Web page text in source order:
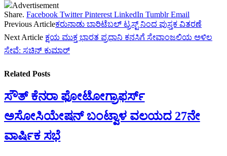
Advertisement
Share. Facebook Twitter Pinterest LinkedIn Tumblr Email
Previous Articleಕರುನಾಡು ಬಾರಿಟೆಬಲ್ ಟ್ರಸ್ಟ್ ನಿಂದ ಪುಸ್ತಕ ವಿತರಣೆ
Next Article ಕ್ಷಯ ಮುಕ್ತ ಭಾರತ ಪ್ರಧಾನಿ ಕನಸಿಗೆ ಸೇವಾಂಜಲಿಯ ಅಳಿಲ
ಸೇವೆ: ಸಚಿನ್ ಕುಮಾರ್
Related Posts
ಸೌತ್ ಕೆನರಾ ಫೋಟೋಗ್ರಾಫರ್ಸ್
ಅಸೋಸಿಯೇಷನ್ ಬಂಟ್ವಾಳ ವಲಯದ 27ನೇ
ವಾರ್ಷಿಕ ಸಭೆ